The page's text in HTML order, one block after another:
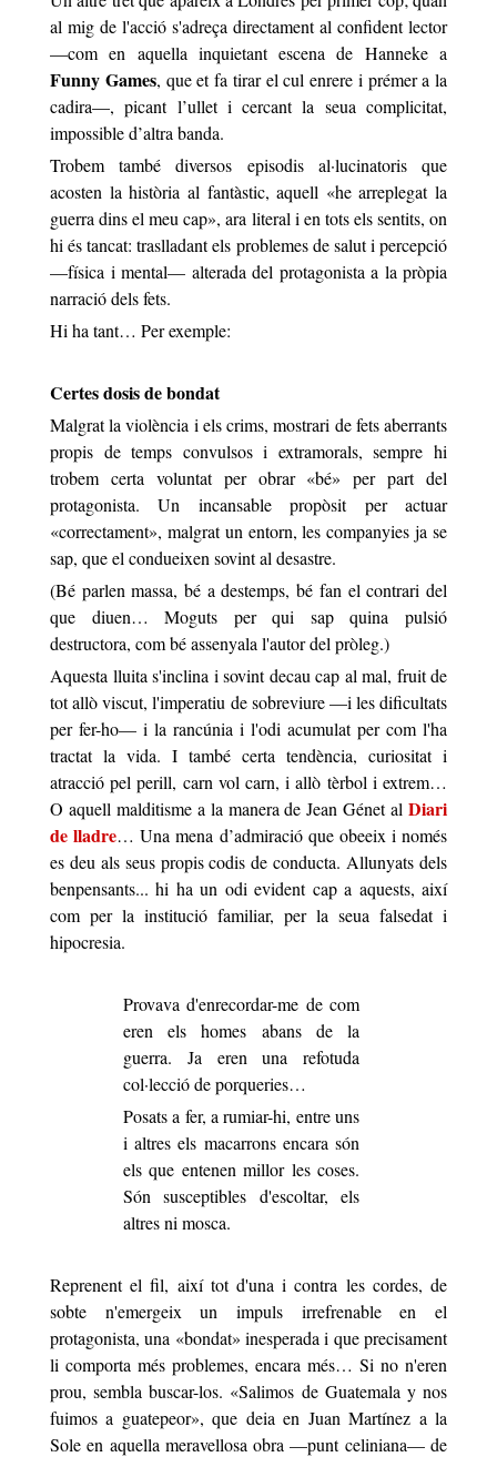
al mig de l'acció s'adreça directament al confident lector
—com en aquella inquietant escena de Hanneke a
Funny Games, que et fa tirar el cul enrere i prémer a la
cadira—, picant l’ullet i cercant la seua complicitat,
impossible d’altra banda.
Trobem també diversos episodis al·lucinatoris que
acosten la història al fantàstic, aquell «he arreplegat la
guerra dins el meu cap», ara literal i en tots els sentits, on
hi és tancat: traslladant els problemes de salut i percepció
—física i mental— alterada del protagonista a la pròpia
narració dels fets.
Hi ha tant… Per exemple:
Certes dosis de bondat
Malgrat la violència i els crims, mostrari de fets aberrants
propis de temps convulsos i extramorals, sempre hi
trobem certa voluntat per obrar «bé» per part del
protagonista. Un incansable propòsit per actuar
«correctament», malgrat un entorn, les companyies ja se
sap, que el condueixen sovint al desastre.
(Bé parlen massa, bé a destemps, bé fan el contrari del
que diuen… Moguts per qui sap quina pulsió
destructora, com bé assenyala l'autor del pròleg.)
Aquesta lluita s'inclina i sovint decau cap al mal, fruit de
tot allò viscut, l'imperatiu de sobreviure —i les dificultats
per fer-ho— i la rancúnia i l'odi acumulat per com l'ha
tractat la vida. I també certa tendència, curiositat i
atracció pel perill, carn vol carn, i allò tèrbol i extrem…
O aquell malditisme a la manera de Jean Génet alDiari
de lladre… Una mena d’admiració que obeeix i només
es deu als seus propis codis de conducta. Allunyats dels
benpensants... hi ha un odi evident cap a aquests, així
com per la institució familiar, per la seua falsedat i
hipocresia.
Provava d'enrecordar-me de com
eren els homes abans de la
guerra. Ja eren una refotuda
col·lecció de porqueries…
Posats a fer, a rumiar-hi, entre uns
i altres els macarrons encara són
els que entenen millor les coses.
Són susceptibles d'escoltar, els
altres ni mosca.
Reprenent el fil, així tot d'una i contra les cordes, de
sobte n'emergeix un impuls irrefrenable en el
protagonista, una «bondat» inesperada i que precisament
li comporta més problemes, encara més… Si no n'eren
prou, sembla buscar-los. «Salimos de Guatemala y nos
fuimos a guatepeor», que deia en Juan Martínez a la
Sole en aquella meravellosa obra —punt celiniana— de